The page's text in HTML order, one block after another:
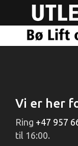
Vi er her
Ring +47 957
til 16:00.